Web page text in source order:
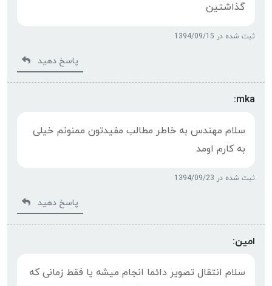
گذاشتین
ثبت شده در 1394/09/15
پاسخ دهید
mka:
سلام مهندس به خاطر مطالب مفیدتون ممنونم خیلی
به کارم اومد
ثبت شده در 1394/09/23
پاسخ دهید
امین:
سلام انتقال تصویر دائما انجام میشه یا فقط زمانی که